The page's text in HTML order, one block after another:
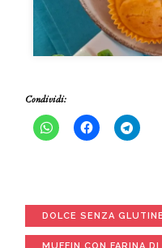
Condividi:
DOLCE SENZA
MUFFIN CON FARINA DI